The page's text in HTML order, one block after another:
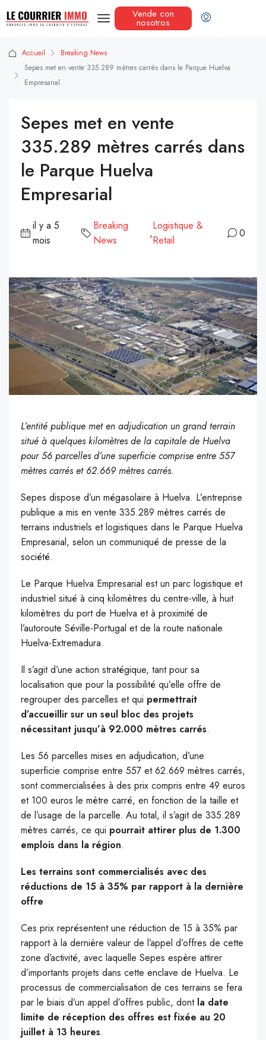
Vende con
nosotros
Accueil
Breaking News
Sepes met en vente 335.289 mètres carrés dans le Parque Huelva
Empresarial
Sepes met en vente
335.289 mètres carrés dans
le Parque Huelva
Empresarial
il y a 5
mois
Breaking
News
,
Logistique &
Retail
0
L’entité publique met en adjudication un grand terrain
situé à quelques kilomètres de la capitale de Huelva
pour 56 parcelles d’une superficie comprise entre 557
mètres carrés et 62.669 mètres carrés.
Sepes dispose d’un mégasolaire à Huelva. L’entreprise
publique a mis en vente 335.289 mètres carrés de
terrains industriels et logistiques dans le Parque Huelva
Empresarial, selon un communiqué de presse de la
société.
Le Parque Huelva Empresarial est un parc logistique et
industriel situé à cinq kilomètres du centre-ville, à huit
kilomètres du port de Huelva et à proximité de
l’autoroute Séville-Portugal et de la route nationale
Huelva-Extremadura.
Il s’agit d’une action stratégique, tant pour sa
localisation que pour la possibilité qu’elle offre de
regrouper des parcelles et qui permettrait
d’accueillir sur un seul bloc des projets
nécessitant jusqu’à 92.000 mètres carrés.
Les 56 parcelles mises en adjudication, d’une
superficie comprise entre 557 et 62.669 mètres carrés,
sont commercialisées à des prix compris entre 49 euros
et 100 euros le mètre carré, en fonction de la taille et
de l’usage de la parcelle. Au total, il s’agit de 335.289
mètres carrés, ce qui pourrait attirer plus de 1.300
emplois dans la région.
Les terrains sont commercialisés avec des
réductions de 15 à 35% par rapport à la dernière
offre
Ces prix représentent une réduction de 15 à 35% par
rapport à la dernière valeur de l’appel d’offres de cette
zone d’activité, avec laquelle Sepes espère attirer
d’importants projets dans cette enclave de Huelva. Le
processus de commercialisation de ces terrains se fera
par le biais d’un appel d’offres public, dont la date
limite de réception des offres est fixée au 20
juillet à 13 heures.